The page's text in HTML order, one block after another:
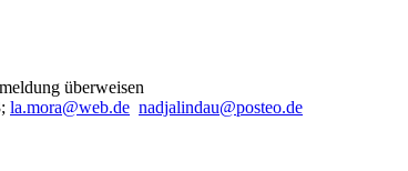
überweisen
la.mora@web.de nadjalindau@posteo.de